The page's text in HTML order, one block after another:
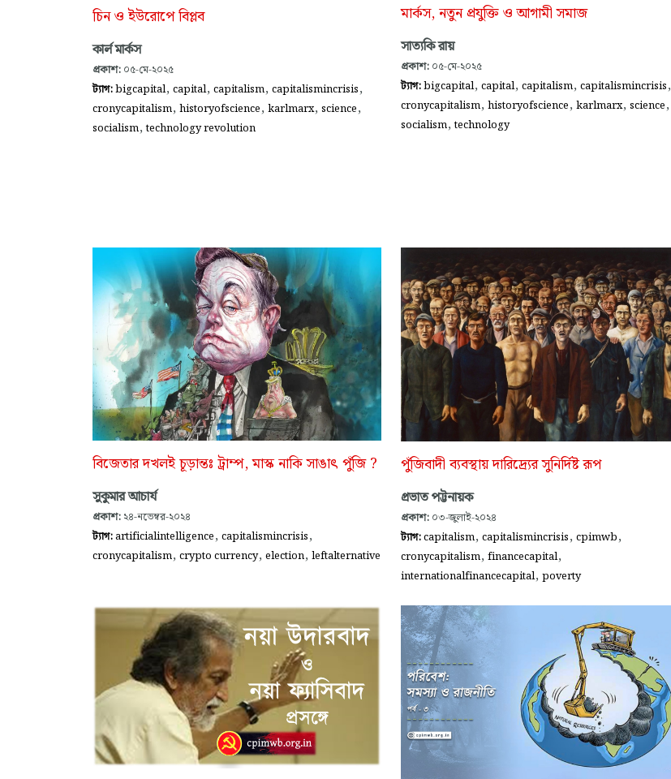
চিন ও ইউরোপে বিপ্লব
কার্ল মার্কস
প্রকাশ: ০৫-মে-২০২৫
ট্যাগ:bigcapital, capital, capitalism, capitalismincrisis,
cronycapitalism, historyofscience, karlmarx, science,
socialism,technology revolution
মার্কস, নতুন প্রযুক্তি ও আগামী সমাজ
সাত্যকি রায়
প্রকাশ: ০৫-মে-২০২৫
ট্যাগ:bigcapital, capital, capitalism, capitalismincrisis,
cronycapitalism, historyofscience, karlmarx, science,
socialism,technology
বিজেতার দখলই চূড়ান্তঃ ট্রাম্প, মাস্ক নাকি সাঙাৎ পুঁজি ?
সুকুমার আচার্য
প্রকাশ: ২৪-নভেম্বর-২০২৪
ট্যাগ:artificialintelligence, capitalismincrisis,
cronycapitalism, crypto currency, election, leftalternative
পুঁজিবাদী ব্যবস্থায় দারিদ্র্যের সুনির্দিষ্ট রূপ
প্রভাত পট্টনায়ক
প্রকাশ: ০৩-জুলাই-২০২৪
ট্যাগ:capitalism, capitalismincrisis, cpimwb,
cronycapitalism, financecapital,
internationalfinancecapital, poverty